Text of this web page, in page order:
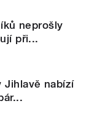
neprošly
při...
Jihlavě nabízí